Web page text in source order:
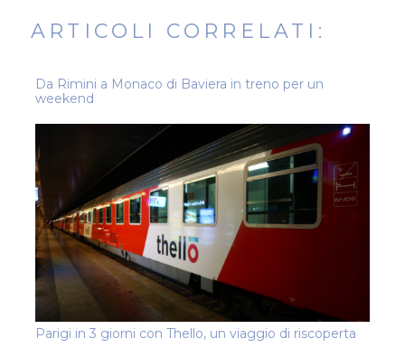
ARTICOLI CORRELATI:
Da Rimini a Monaco di Baviera in treno per un
weekend
Parigi in 3 giorni con Thello, un viaggio di riscoperta